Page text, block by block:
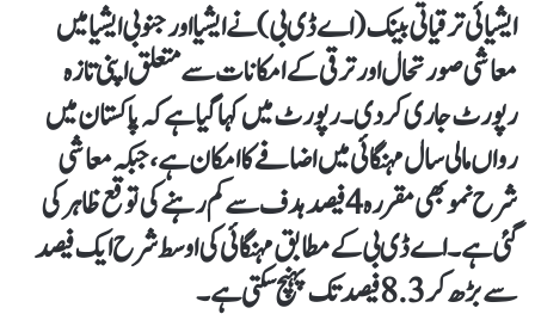
ایشیائی ترقیاتی بینک (اے ڈی بی) نے ایشیا اور جنوبی ایشیا میں
معاشی صورتحال اور ترقی کے امکانات سے متعلق اپنی تازہ
رپورٹ جاری کر دی۔رپورٹ میں کہا گیا ہے کہ پاکستان میں
رواں مالی سال مہنگائی میں اضافے کا امکان ہے، جبکہ معاشی
شرح نمو بھی مقررہ 4 فیصد ہدف سے کم رہنے کی توقع ظاہر کی
گئی ہے۔ اے ڈی بی کے مطابق مہنگائی کی اوسط شرح ایک فیصد
سے بڑھ کر 8.3 فیصد تک پہنچ سکتی ہے۔